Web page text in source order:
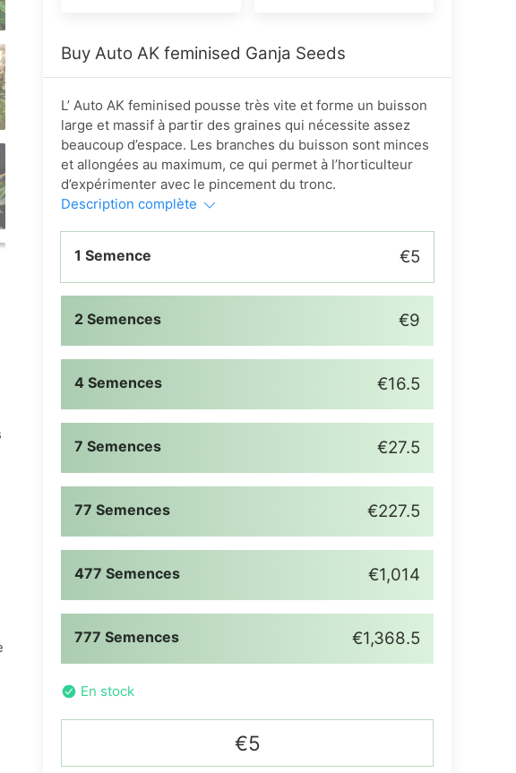
Buy Auto AK feminised Ganja Seeds
L’ Auto AK feminised pousse très vite et forme un buisson
large et massif à partir des graines qui nécessite assez
beaucoup d’espace. Les branches du buisson sont minces
et allongées au maximum, ce qui permet à l’horticulteur
d’expérimenter avec le pincement du tronc.
Description complète
1 Semence €5
2 Semences €9
4 Semences €16.5
7 Semences €27.5
77 Semences €227.5
477 Semences €1,014
777 Semences €1,368.5
En stock
€5